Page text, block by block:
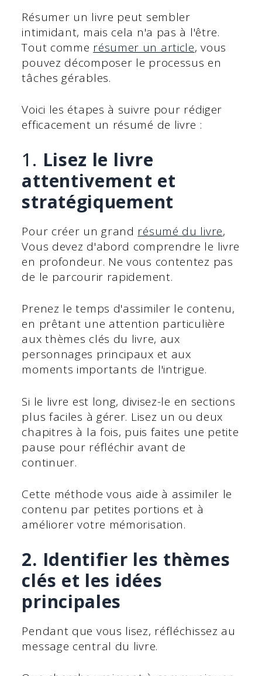
Résumer un livre peut sembler
intimidant, mais cela n'a pas à l'être.
Tout comme résumer un article, vous
pouvez décomposer le processus en
tâches gérables.
Voici les étapes à suivre pour rédiger
efficacement un résumé de livre :
1. Lisez le livre
attentivement et
stratégiquement
Pour créer un grand résumé du livre,
Vous devez d'abord comprendre le livre
en profondeur. Ne vous contentez pas
de le parcourir rapidement.
Prenez le temps d'assimiler le contenu,
en prêtant une attention particulière
aux thèmes clés du livre, aux
personnages principaux et aux
moments importants de l'intrigue.
Si le livre est long, divisez-le en sections
plus faciles à gérer. Lisez un ou deux
chapitres à la fois, puis faites une petite
pause pour réfléchir avant de
continuer.
Cette méthode vous aide à assimiler le
contenu par petites portions et à
améliorer votre mémorisation.
2. Identifier les thèmes
clés et les idées
principales
Pendant que vous lisez, réfléchissez au
message central du livre.